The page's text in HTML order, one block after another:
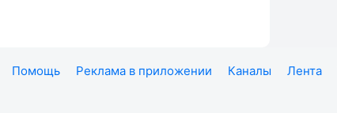
Помощь Реклама в приложении Каналы Лента